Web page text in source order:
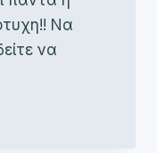
Να
να